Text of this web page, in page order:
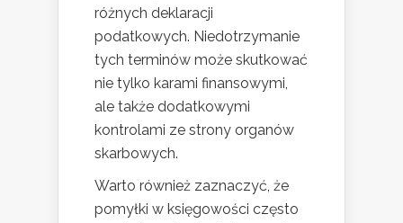
różnych deklaracji
podatkowych. Niedotrzymanie
tych terminów może skutkować
nie tylko karami finansowymi,
ale także dodatkowymi
kontrolami ze strony organów
skarbowych.
Warto również zaznaczyć, że
pomyłki w księgowości często